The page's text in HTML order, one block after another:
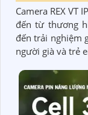
Camera REX VT
đến từ thương
đến trải nghiệm
người già và trẻ